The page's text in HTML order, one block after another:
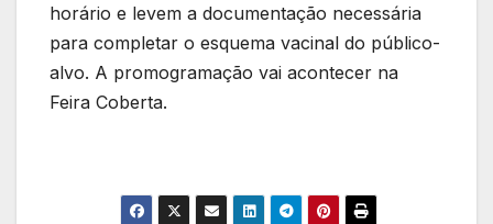
horário e levem a documentação necessária
para completar o esquema vacinal do público-
alvo. A promogramação vai acontecer na
Feira Coberta.